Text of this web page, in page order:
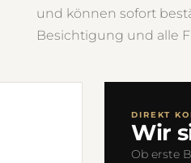
und können sofort
Besichtigung und alle
DIREKT
Wir
Ob erste